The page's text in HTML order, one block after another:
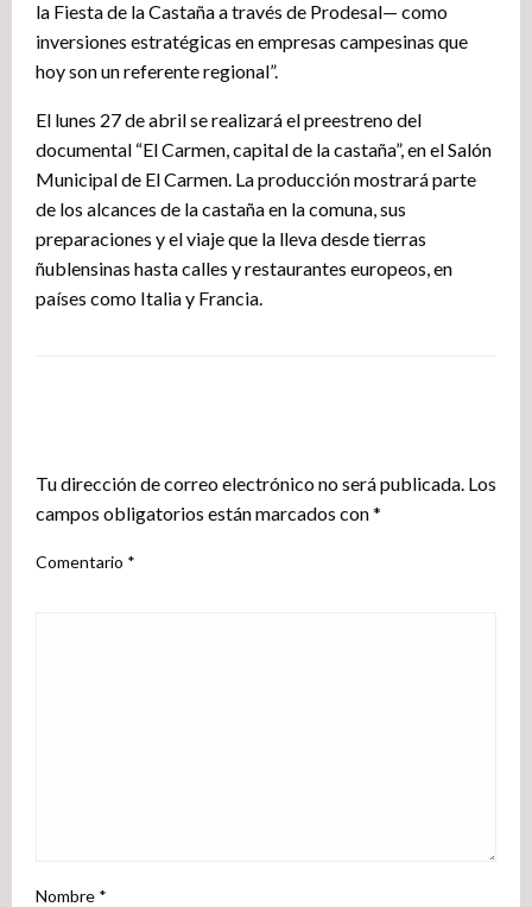
la Fiesta de la Castaña a través de Prodesal— como
inversiones estratégicas en empresas campesinas que
hoy son un referente regional”.
El lunes 27 de abril se realizará el preestreno del
documental “El Carmen, capital de la castaña”, en el Salón
Municipal de El Carmen. La producción mostrará parte
de los alcances de la castaña en la comuna, sus
preparaciones y el viaje que la lleva desde tierras
ñublensinas hasta calles y restaurantes europeos, en
países como Italia y Francia.
Tu dirección de correo electrónico no será publicada. Los
campos obligatorios están marcados con*
Comentario *
Nombre *